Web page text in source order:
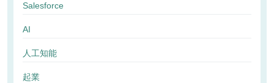
Salesforce
AI
人工知能
起業